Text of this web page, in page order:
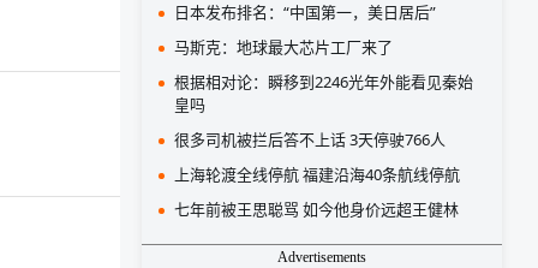
日本发布排名：“中国第一，美日居后”
马斯克：地球最大芯片工厂来了
根据相对论：瞬移到2246光年外能看见秦始
皇吗
很多司机被拦后答不上话 3天停驶766人
上海轮渡全线停航 福建沿海40条航线停航
七年前被王思聪骂 如今他身价远超王健林
Advertisements